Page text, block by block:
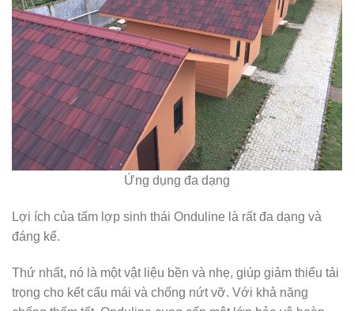
Ứng dụng đa dạng
Lợi ích của tấm lợp sinh thái Onduline là rất đa dạng và
đáng kể.
Thứ nhất, nó là một vật liệu bền và nhẹ, giúp giảm thiểu tải
trọng cho kết cấu mái và chống nứt vỡ. Với khả năng